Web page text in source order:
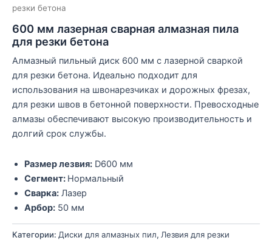
резки бетона
600 мм лазерная сварная алмазная пила
для резки бетона
Алмазный пильный диск 600 мм с лазерной сваркой
для резки бетона. Идеально подходит для
использования на швонарезчиках и дорожных фрезах,
для резки швов в бетонной поверхности. Превосходные
алмазы обеспечивают высокую производительность и
долгий срок службы.
Размер лезвия: D600 мм
Сегмент: Нормальный
Сварка: Лазер
Арбор: 50 мм
Категории: Диски для алмазных пил, Лезвия для резки